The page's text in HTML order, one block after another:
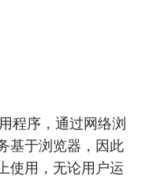
程序，通过网络浏
基于浏览器，因此
使用，无论用户运